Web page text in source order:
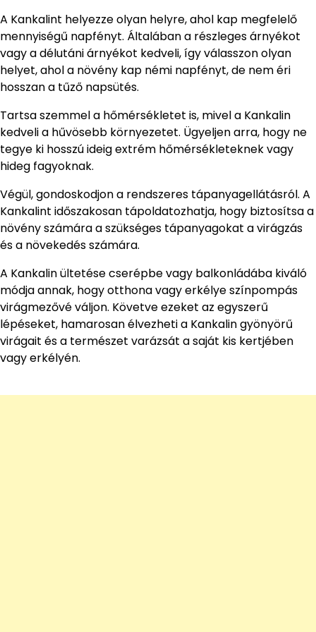
A Kankalint helyezze olyan helyre, ahol kap megfelelő
mennyiségű napfényt. Általában a részleges árnyékot
vagy a délutáni árnyékot kedveli, így válasszon olyan
helyet, ahol a növény kap némi napfényt, de nem éri
hosszan a tűző napsütés.
Tartsa szemmel a hőmérsékletet is, mivel a Kankalin
kedveli a hűvösebb környezetet. Ügyeljen arra, hogy ne
tegye ki hosszú ideig extrém hőmérsékleteknek vagy
hideg fagyoknak.
Végül, gondoskodjon a rendszeres tápanyagellátásról. A
Kankalint időszakosan tápoldatozhatja, hogy biztosítsa a
növény számára a szükséges tápanyagokat a virágzás
és a növekedés számára.
A Kankalin ültetése cserépbe vagy balkonládába kiváló
módja annak, hogy otthona vagy erkélye színpompás
virágmezővé váljon. Követve ezeket az egyszerű
lépéseket, hamarosan élvezheti a Kankalin gyönyörű
virágait és a természet varázsát a saját kis kertjében
vagy erkélyén.